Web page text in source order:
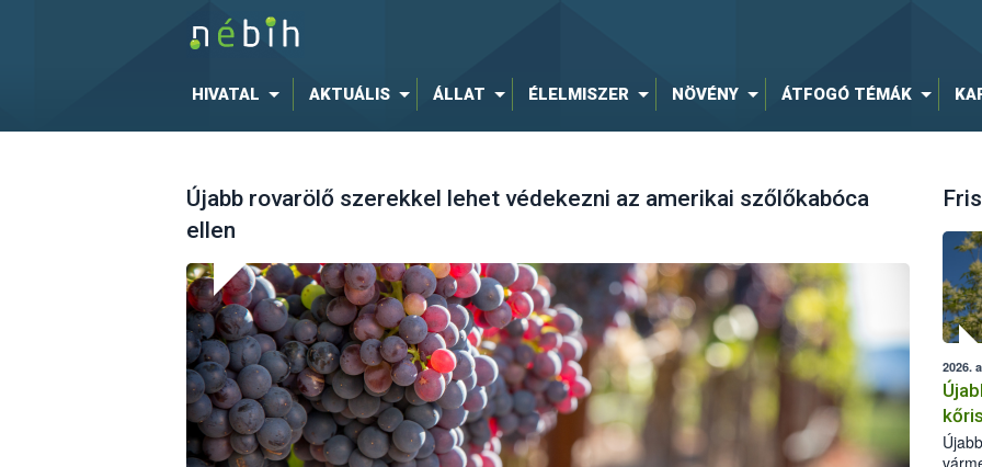
HIVATAL AKTUÁLIS ÁLLAT ÉLELMISZER NÖVÉNY ÁTFOGÓ TÉMÁK
Újabb rovarölő szerekkel lehet védekezni az amerikai szőlőkabóca
ellen
2026.